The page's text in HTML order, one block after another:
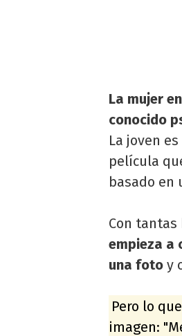
La mujer
conocido
La joven
película
basado en
Con
empieza a
una foto y
Pero lo
imagen: